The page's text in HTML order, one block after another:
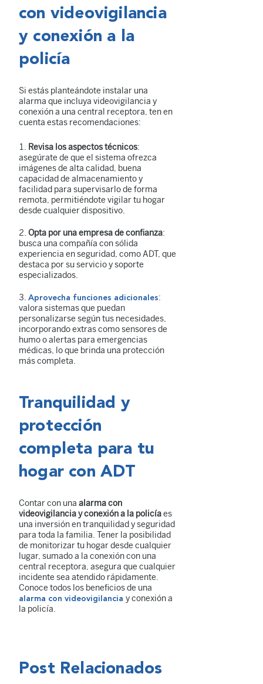
con videovigilancia
y conexión a la
policía
Si estás planteándote instalar una
alarma que incluya videovigilancia y
conexión a una central receptora, ten en
cuenta estas recomendaciones:
Revisa los aspectos técnicos:
asegúrate de que el sistema ofrezca
imágenes de alta calidad, buena
capacidad de almacenamiento y
facilidad para supervisarlo de forma
remota, permitiéndote vigilar tu hogar
desde cualquier dispositivo.
Opta por una empresa de confianza:
busca una compañía con sólida
experiencia en seguridad, como ADT, que
destaca por su servicio y soporte
especializados.
Aprovecha funciones adicionales:
valora sistemas que puedan
personalizarse según tus necesidades,
incorporando extras como sensores de
humo o alertas para emergencias
médicas, lo que brinda una protección
más completa.
Tranquilidad y
protección
completa para tu
hogar con ADT
Contar con una alarma con
videovigilancia y conexión a la policíaes
una inversión en tranquilidad y seguridad
para toda la familia. Tener la posibilidad
de monitorizar tu hogar desde cualquier
lugar, sumado a la conexión con una
central receptora, asegura que cualquier
incidente sea atendido rápidamente.
Conoce todos los beneficios de una
alarma con videovigilancia y conexión a
la policía.
Post Relacionados